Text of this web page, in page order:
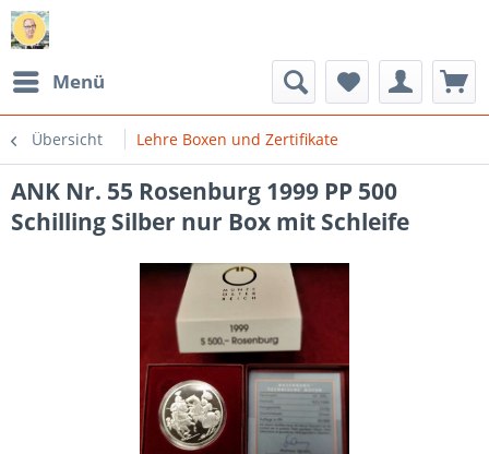
Menü
Übersicht Lehre Boxen und Zertifikate
ANK Nr. 55 Rosenburg 1999 PP 500
Schilling Silber nur Box mit Schleife